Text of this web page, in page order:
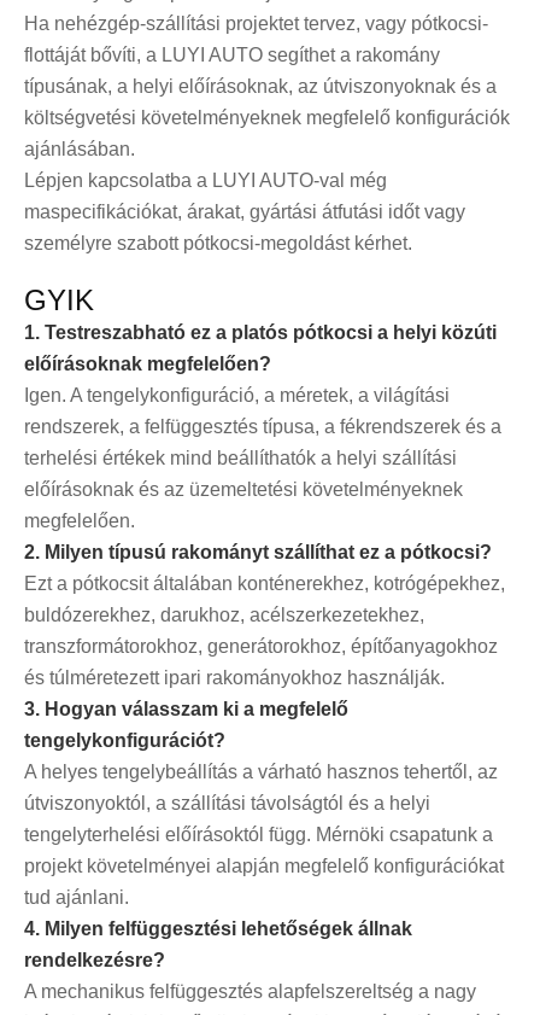
Ha nehézgép-szállítási projektet tervez, vagy pótkocsi-
flottáját bővíti, a LUYI AUTO segíthet a rakomány
típusának, a helyi előírásoknak, az útviszonyoknak és a
költségvetési követelményeknek megfelelő konfigurációk
ajánlásában.
Lépjen kapcsolatba a LUYI AUTO-val még
maspecifikációkat, árakat, gyártási átfutási időt vagy
személyre szabott pótkocsi-megoldást kérhet.
GYIK
1. Testreszabható ez a platós pótkocsi a helyi közúti
előírásoknak megfelelően?
Igen. A tengelykonfiguráció, a méretek, a világítási
rendszerek, a felfüggesztés típusa, a fékrendszerek és a
terhelési értékek mind beállíthatók a helyi szállítási
előírásoknak és az üzemeltetési követelményeknek
megfelelően.
2. Milyen típusú rakományt szállíthat ez a pótkocsi?
Ezt a pótkocsit általában konténerekhez, kotrógépekhez,
buldózerekhez, darukhoz, acélszerkezetekhez,
transzformátorokhoz, generátorokhoz, építőanyagokhoz
és túlméretezett ipari rakományokhoz használják.
3. Hogyan válasszam ki a megfelelő
tengelykonfigurációt?
A helyes tengelybeállítás a várható hasznos tehertől, az
útviszonyoktól, a szállítási távolságtól és a helyi
tengelyterhelési előírásoktól függ. Mérnöki csapatunk a
projekt követelményei alapján megfelelő konfigurációkat
tud ajánlani.
4. Milyen felfüggesztési lehetőségek állnak
rendelkezésre?
A mechanikus felfüggesztés alapfelszereltség a nagy